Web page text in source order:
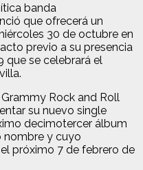
banda
que ofrecerá un
30 de octubre en
previo a su presencia
que se celebrará el
Rock and Roll
su nuevo single
decimotercer álbum
nombre y cuyo
próximo 7 de febrero de